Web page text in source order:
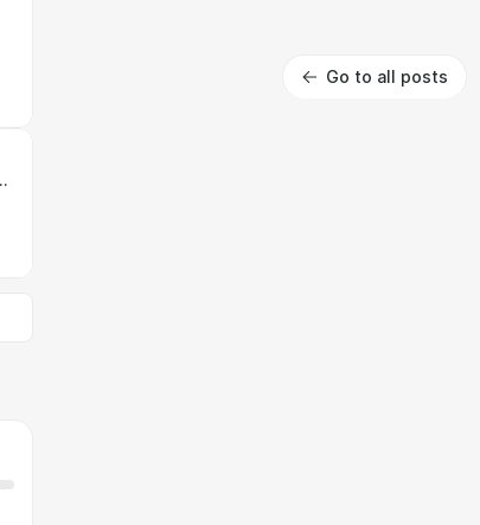
Go to all posts